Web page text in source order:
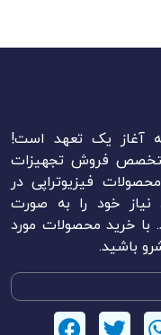
آغاز یک تعهد است!
متخصص فروش تجهیزات
فیزیوتراپی در
نیاز خود را به صورت
با خرید محصولات مورد
باشید.